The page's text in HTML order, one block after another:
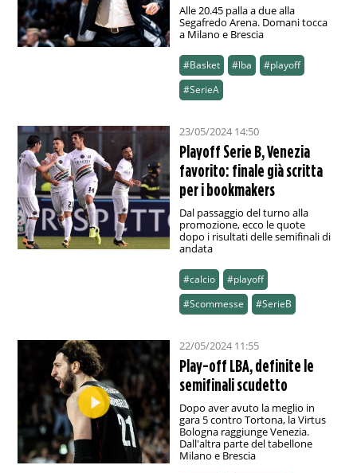
Alle 20.45 palla a due alla
Segafredo Arena. Domani tocca
a Milano e Brescia
#Basket #lba
#playoff
#SerieA
23/05/2024 14:50
Playoff Serie B, Venezia
favorito: finale già scritta
per i bookmakers
Dal passaggio del turno alla
promozione, ecco le quote
dopo i risultati delle semifinali di
andata
#calcio
#playoff
#Scommesse
#SerieB
22/05/2024 11:55
Play-off LBA, definite le
semifinali scudetto
Dopo aver avuto la meglio in
gara 5 contro Tortona, la Virtus
Bologna raggiunge Venezia.
Dall'altra parte del tabellone
Milano e Brescia